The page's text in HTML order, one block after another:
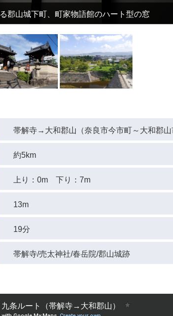
郡山城下町、町家物語館のハート型の窓
帯解寺→大和郡山（奈良市今市町～大和郡山
約5km
上り：0m 下り：7m
13m
19分
帯解寺/売太神社/春岳院/郡山城跡